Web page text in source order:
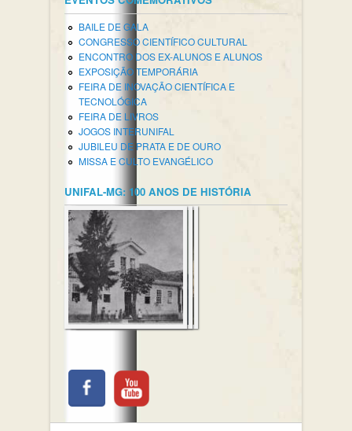
BAILE DE GALA
CONGRESSO CIENTÍFICO CULTURAL
ENCONTRO DOS EX-ALUNOS E ALUNOS
EXPOSIÇÃO TEMPORÁRIA
FEIRA DE INOVAÇÃO CIENTÍFICA E
TECNOLÓGICA
FEIRA DE LIVROS
JOGOS INTERUNIFAL
JUBILEU DE PRATA E DE OURO
MISSA E CULTO EVANGÉLICO
UNIFAL-MG: 100 ANOS DE HISTÓRIA